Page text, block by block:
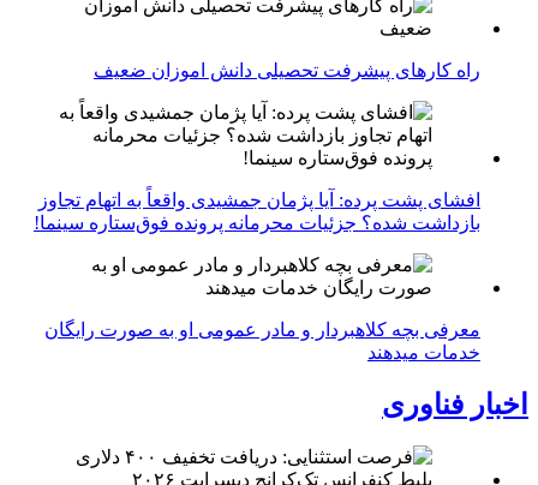
راه کارهای پیشرفت تحصیلی دانش اموزان ضعیف
افشای پشت پرده: آیا پژمان جمشیدی واقعاً به اتهام تجاوز
بازداشت شده؟ جزئیات محرمانه پرونده فوق‌ستاره سینما!
معرفی بچه کلاهبردار و مادر عمومی او به صورت رایگان
خدمات میدهند
اخبار فناوری